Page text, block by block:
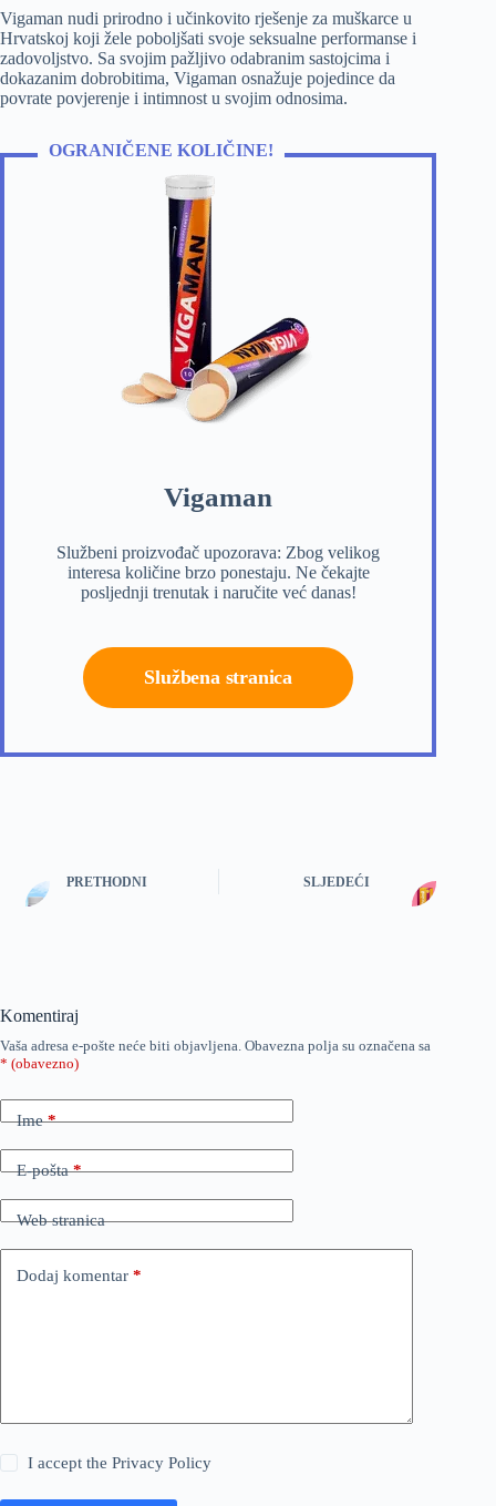
Vigaman nudi prirodno i učinkovito rješenje za muškarce u
Hrvatskoj koji žele poboljšati svoje seksualne performanse i
zadovoljstvo. Sa svojim pažljivo odabranim sastojcima i
dokazanim dobrobitima, Vigaman osnažuje pojedince da
povrate povjerenje i intimnost u svojim odnosima.
OGRANIČENE KOLIČINE!
Vigaman
Službeni proizvođač upozorava: Zbog velikog
interesa količine brzo ponestaju. Ne čekajte
posljednji trenutak i naručite već danas!
Službena stranica
PRETHODNI SLJEDEĆI
Komentiraj
Vaša adresa e-pošte neće biti objavljena. Obavezna polja su označena sa
* (obavezno)
Ime*
E-pošta*
Web stranica
Dodaj komentar *
I accept thePrivacy Policy